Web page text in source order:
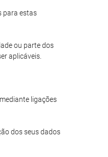
para estas
ou parte dos
aplicáveis.
ligações
dos seus dados